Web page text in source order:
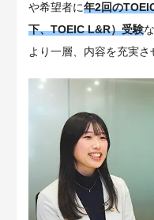
や希望者に年2回の
下、TOEIC L&R）受験
より一層、内容を充実さ